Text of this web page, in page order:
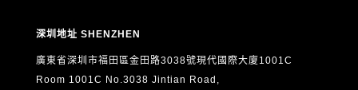
深圳地址 SHENZHEN
廣東省深圳市福田區金田路3038號現代國際大廈1001C
Room 1001C No.3038 Jintian Road,